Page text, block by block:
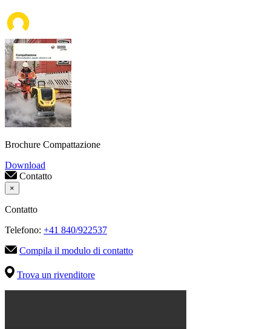
Brochure Compattazione
Download
Contatto
×
Contatto
Telefono: +41 840/922537
Compila il modulo di contatto
Trova un rivenditore